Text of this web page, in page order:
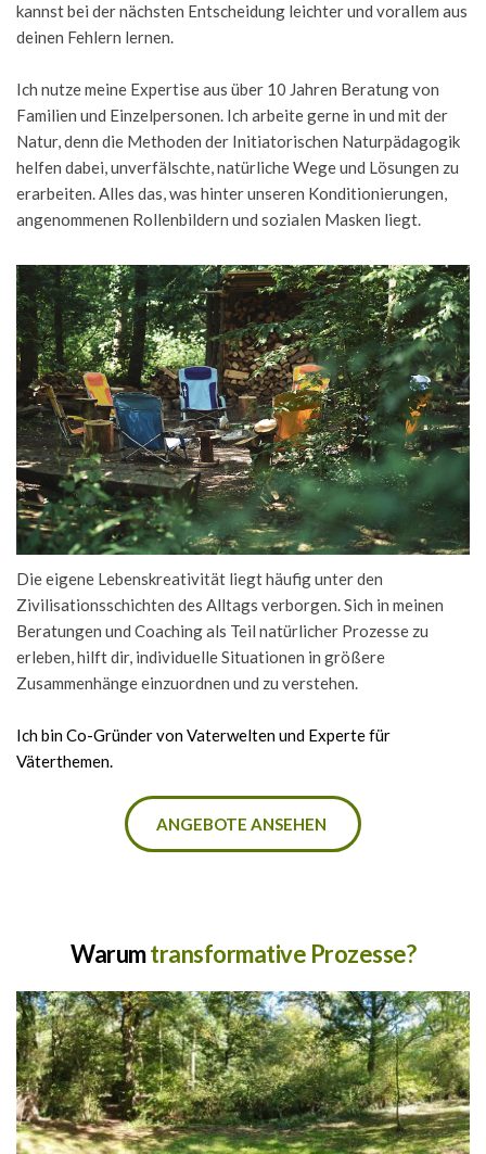
kannst bei der nächsten Entscheidung leichter und vorallem aus
deinen Fehlern lernen.
Ich nutze meine Expertise aus über 10 Jahren Beratung von
Familien und Einzelpersonen. Ich arbeite gerne in und mit der
Natur, denn die Methoden der Initiatorischen Naturpädagogik
helfen dabei, unverfälschte, natürliche Wege und Lösungen zu
erarbeiten. Alles das, was hinter unseren Konditionierungen,
angenommenen Rollenbildern und sozialen Masken liegt.
Die eigene Lebenskreativität liegt häufig unter den
Zivilisationsschichten des Alltags verborgen. Sich in meinen
Beratungen und Coaching als Teil natürlicher Prozesse zu
erleben, hilft dir, individuelle Situationen in größere
Zusammenhänge einzuordnen und zu verstehen.
Ich bin Co-Gründer von Vaterwelten und Experte für
Väterthemen.
ANGEBOTE ANSEHEN
Warum transformative Prozesse?